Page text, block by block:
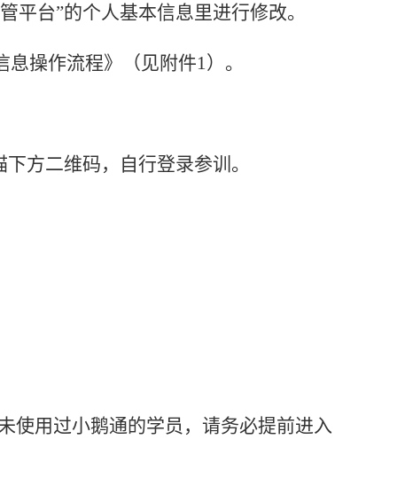
平台”的个人基本信息里进行修改。
息操作流程》（见附件1）。
方二维码，自行登录参训。
使用过小鹅通的学员，请务必提前进入